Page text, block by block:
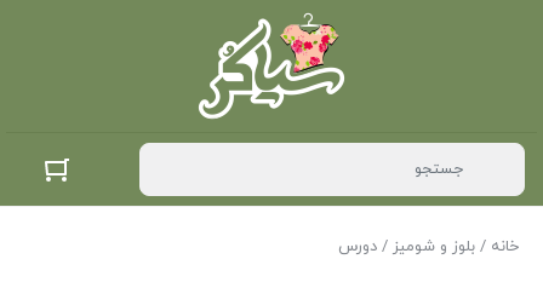
خانه / بلوز و شومیز / دورس